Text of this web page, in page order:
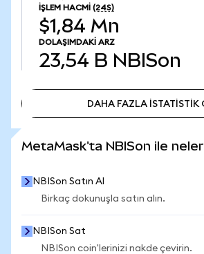
İŞLEM HACMI (24S)
$1,84 Mn
DOLAŞIMDAKI ARZ
23,54 B NBISon
DAHA FAZLA İSTATİSTİK
MetaMask'ta NBISon ile neler
NBISon Satın Al
Birkaç dokunuşla satın alın.
NBISon Sat
NBISon coin'lerinizi nakde çevirin.